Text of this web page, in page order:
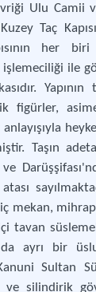
Ulu Camii
Taç
her
ile
figürler,
Taşın
mekan,
tavan
da ayrı bir
Sultan
ve silindirik